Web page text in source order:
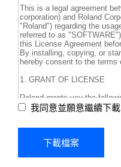
我同意並願意繼續下載